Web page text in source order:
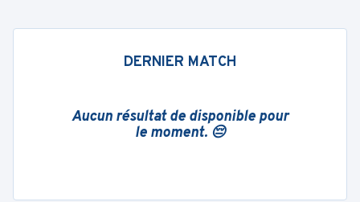
DERNIER MATCH
Aucun résultat de disponible pour
le moment. 😔